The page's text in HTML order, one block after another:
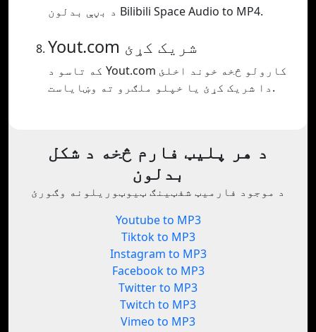
د بڼې بدلون Bilibili Space Audio to MP4.
Yout.com شریک کړئ
که تاسو د Yout.com کارولو څخه خوند اخلئ
دا شریک کړئ یا خپلو ملګرو ته وښایاست.
د هر پلیټ فارم څخه د شکل
بدلون
د موجود فارمیټ شفټینګ ټیوټوریلونه وګورئ
Youtube to MP3
Tiktok to MP3
Instagram to MP3
Facebook to MP3
Twitter to MP3
Twitch to MP3
Vimeo to MP3